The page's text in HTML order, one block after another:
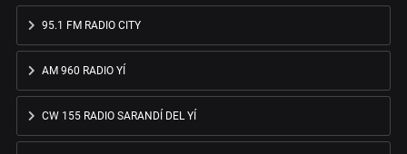
95.1 FM RADIO CITY
AM 960 RADIO YÍ
CW 155 RADIO SARANDÍ DEL YÍ